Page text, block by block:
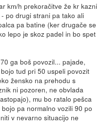
km/h prekoračitve že kr kazni
po drugi strani pa tako ali
pa batine (ker drugače se
lepo je skoz padel in bo spet
ga boš povozil... pajade,
tud pri 50 uspeli povozit
žensko na prehodu s
ni pozoren, ne obvlada
mu bo ratalo pešca
pa normalno vozili 90 po
v nevarno situacijo ne